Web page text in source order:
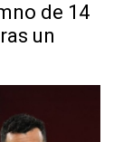
de 14
un